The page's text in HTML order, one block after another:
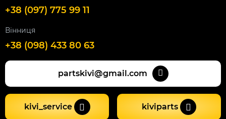
+38 (097) 775 99 11
Вінниця
+38 (098) 433 80 63
partskivi@gmail.com
kivi_service kiviparts